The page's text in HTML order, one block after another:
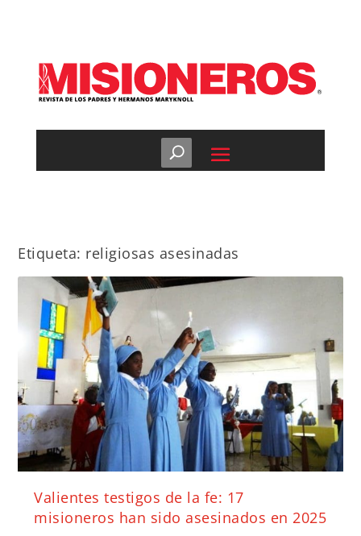
Etiqueta: religiosas asesinadas
Valientes testigos de la fe: 17
misioneros han sido asesinados en 2025